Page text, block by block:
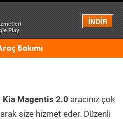
Play
İNDİR
Menü
Bakımı
Kia Magentis 2.0 aracınız çok
size hizmet eder. Düzenli